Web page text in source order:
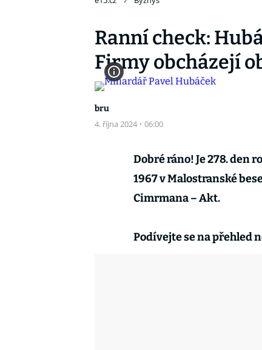
Ranní check:
Firmy obcházejí
bru
4. října 2024 · 06:00
Dobré ráno! Je 278. den
1967 v Malostranské
Cimrmana – Akt.
Podívejte se na přehled